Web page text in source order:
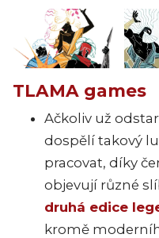
TLAMA games
Ačkoliv už
dospělí takový
pracovat, díky
objevují různé
druhá edice
kromě